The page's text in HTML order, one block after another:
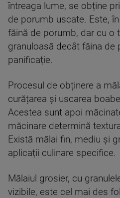
întreaga lume, se obține
de porumb uscate. Este,
făină de porumb, dar cu o
granuloasă decât făina de
panificație.
Procesul de obținere a
curățarea și uscarea
Acestea sunt apoi
măcinare determină
Există mălai fin, mediu și
aplicații culinare specifice.
Mălaiul grosier, cu
vizibile, este cel mai des